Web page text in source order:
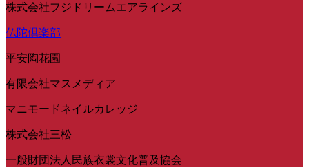
株式会社フジドリームエアラインズ
仏陀倶楽部
平安陶花園
有限会社マスメディア
マニモードネイルカレッジ
株式会社三松
一般財団法人民族衣裳文化普及協会